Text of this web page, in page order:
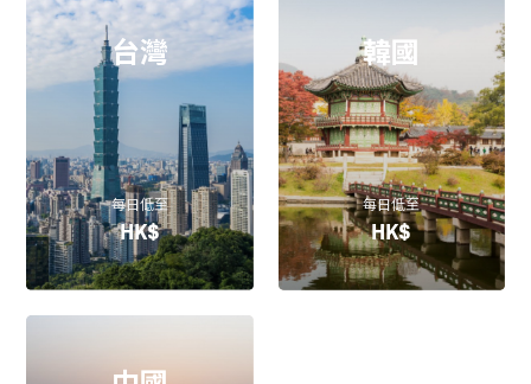
台灣
每日低至
HK$
韓國
每日低至
HK$